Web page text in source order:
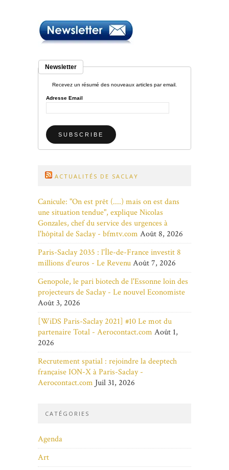
Newsletter
Recevez un résumé des nouveaux articles par email.
Adresse Email
ACTUALITÉS DE SACLAY
Canicule: "On est prêt (....) mais on est dans
une situation tendue", explique Nicolas
Gonzales, chef du service des urgences à
l'hôpital de Saclay - bfmtv.com Août 8, 2026
Paris-Saclay 2035 : l'Île-de-France investit 8
millions d'euros - Le RevenuAoût 7, 2026
Genopole, le pari biotech de l'Essonne loin des
projecteurs de Saclay - Le nouvel Economiste
Août 3, 2026
[WiDS Paris-Saclay 2021] #10 Le mot du
partenaire Total - Aerocontact.com Août 1,
2026
Recrutement spatial : rejoindre la deeptech
française ION-X à Paris-Saclay -
Aerocontact.com Juil 31, 2026
CATÉGORIES
Agenda
Art